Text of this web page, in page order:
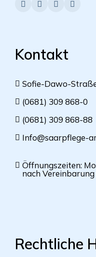
Kontakt
Sofie-Dawo-
(0681) 309 868-0
(0681) 309 868-88
Info@saarpflege-
Öffnungszeiten:
nach Vereinbarung
Rechtliche